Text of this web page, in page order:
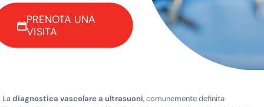
PRENOTA UNA
VISITA
Ladiagnostica vascolare a ultrasuoni, comunemente definita